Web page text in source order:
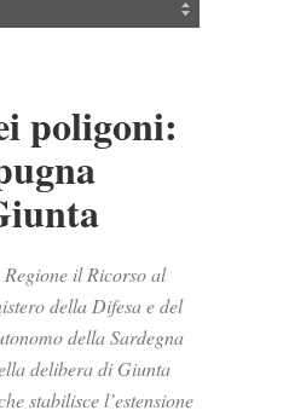
poligoni:
il Ricorso al
della Difesa e del
della Sardegna
delibera di Giunta
stabilisce l’estensione